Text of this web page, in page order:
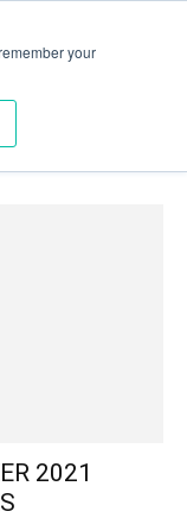
your
𝗖𝗮𝗿𝗲𝗲𝗿
2021